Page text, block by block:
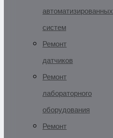
автоматизированных
систем
Ремонт
датчиков
Ремонт
лабораторного
оборудования
Ремонт